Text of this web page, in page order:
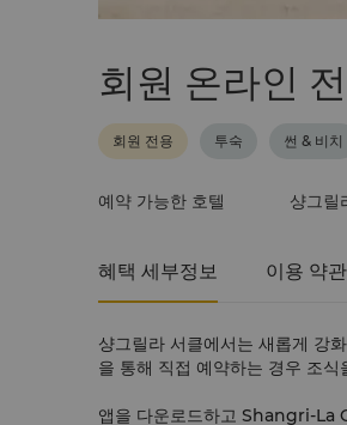
회원 온라인
회원 전용 투숙 썬 & 비치
예약 가능한 호텔 샹그릴
혜택 세부정보 이용 약관
샹그릴라 서클에서는 새롭게 강
을 통해 직접 예약하는 경우 조
앱을 다운로드하고 Shangri-La